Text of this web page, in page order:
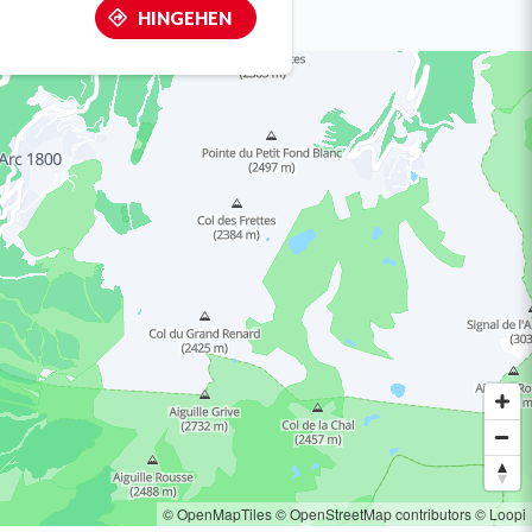
HINGEHEN
© OpenMapTiles© OpenStreetMap contributors© Loopi